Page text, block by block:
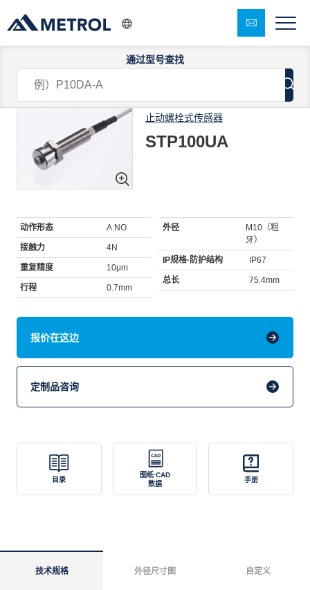
通过型号查找
止动螺栓式传感器
STP100UA
动作形态 A:NO
接触力 4N
重复精度 10μm
行程 0.7mm
外径
M10（粗
牙）
IP规格·防护结构 IP67
总长 75.4mm
报价在这边
定制品咨询
目录
图纸·CAD
数据
手册
技术规格 外径尺寸图 自定义